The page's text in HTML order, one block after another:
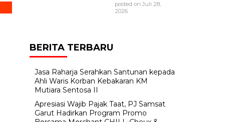
posted on Juli 28,
2026
BERITA TERBARU
Jasa Raharja Serahkan Santunan kepada
Ahli Waris Korban Kebakaran KM
Mutiara Sentosa II
Apresiasi Wajib Pajak Taat, PJ Samsat
Garut Hadirkan Program Promo